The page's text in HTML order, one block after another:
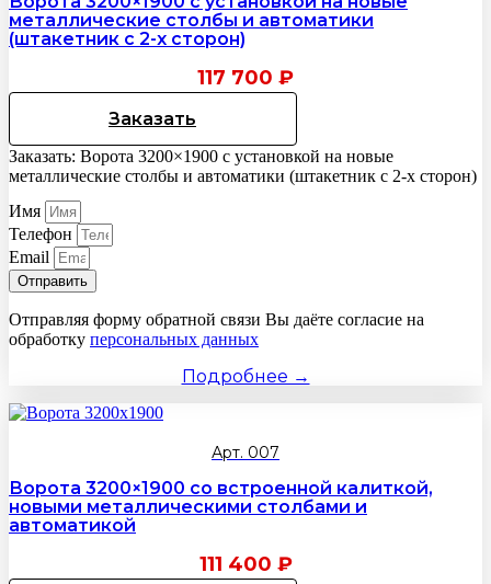
металлические столбы и автоматики
(штакетник с 2-х сторон)
117 700 ₽
Заказать
Заказать: Ворота 3200×1900 с установкой на новые
металлические столбы и автоматики (штакетник с 2-х сторон)
Имя
Телефон
Email
Отправить
Отправляя форму обратной связи Вы даёте согласие на
обработку персональных данных
Подробнее →
Арт. 007
Ворота 3200×1900 со встроенной калиткой,
новыми металлическими столбами и
автоматикой
111 400 ₽